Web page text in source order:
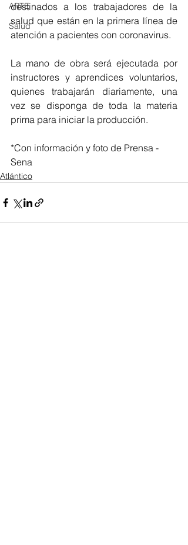
ARTE
Salud
destinados a los trabajadores de la
salud que están en la primera línea de
atención a pacientes con coronavirus.
La mano de obra será ejecutada por
instructores y aprendices voluntarios,
quienes trabajarán diariamente, una
vez se disponga de toda la materia
prima para iniciar la producción.
*Con información y foto de Prensa -
Sena
Atlántico